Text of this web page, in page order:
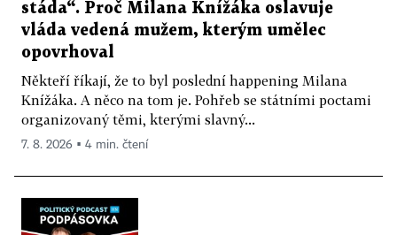
stáda“. Proč Milana Knížáka oslavuje
vláda vedená mužem, kterým umělec
opovrhoval
Někteří říkají, že to byl poslední happening Milana
Knížáka. A něco na tom je. Pohřeb se státními poctami
organizovaný těmi, kterými slavný...
7. 8. 2026 ▪ 4 min. čtení